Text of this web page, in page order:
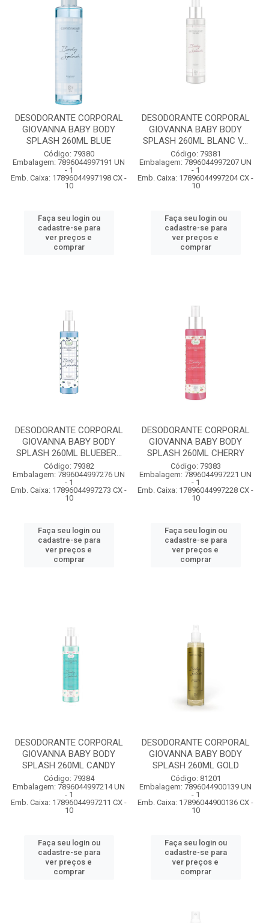
DESODORANTE CORPORAL
GIOVANNA BABY BODY
SPLASH 260ML BLUE
Código: 79380
Embalagem: 7896044997191 UN
- 1
Emb. Caixa: 17896044997198 CX -
10
Faça seu login ou
cadastre-se para
ver preços e
comprar
DESODORANTE CORPORAL
GIOVANNA BABY BODY
SPLASH 260ML BLANC V...
Código: 79381
Embalagem: 7896044997207 UN
- 1
Emb. Caixa: 17896044997204 CX -
10
Faça seu login ou
cadastre-se para
ver preços e
comprar
DESODORANTE CORPORAL
GIOVANNA BABY BODY
SPLASH 260ML BLUEBER...
Código: 79382
Embalagem: 7896044997276 UN
- 1
Emb. Caixa: 17896044997273 CX -
10
Faça seu login ou
cadastre-se para
ver preços e
comprar
DESODORANTE CORPORAL
GIOVANNA BABY BODY
SPLASH 260ML CHERRY
Código: 79383
Embalagem: 7896044997221 UN
- 1
Emb. Caixa: 17896044997228 CX -
10
Faça seu login ou
cadastre-se para
ver preços e
comprar
DESODORANTE CORPORAL
GIOVANNA BABY BODY
SPLASH 260ML CANDY
Código: 79384
Embalagem: 7896044997214 UN
- 1
Emb. Caixa: 17896044997211 CX -
10
Faça seu login ou
cadastre-se para
ver preços e
comprar
DESODORANTE CORPORAL
GIOVANNA BABY BODY
SPLASH 260ML GOLD
Código: 81201
Embalagem: 7896044900139 UN
- 1
Emb. Caixa: 17896044900136 CX -
10
Faça seu login ou
cadastre-se para
ver preços e
comprar